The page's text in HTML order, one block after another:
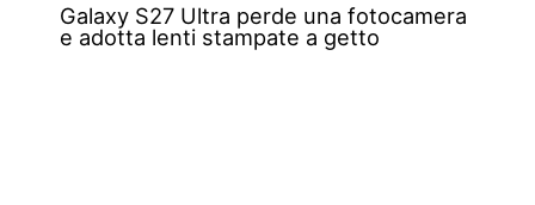
Galaxy S27 Ultra perde una fotocamera
e adotta lenti stampate a getto